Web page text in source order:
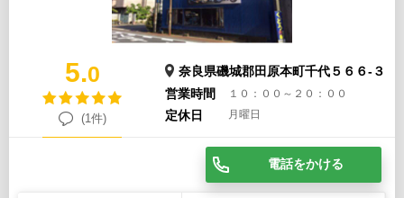
5.0
(1件)
奈良県磯城郡田原本町千代５６６‐３
営業時間
１０：００～２０：００
定休日 月曜日
電話をかける